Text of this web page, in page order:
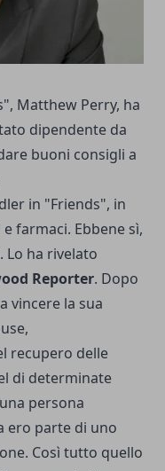
Matthew Perry, ha
dipendente da
buoni consigli a
in "Friends", in
farmaci. Ebbene sì,
Lo ha rivelato
Reporter. Dopo
vincere la sua
recupero delle
di determinate
persona
ero parte di uno
Così tutto quello